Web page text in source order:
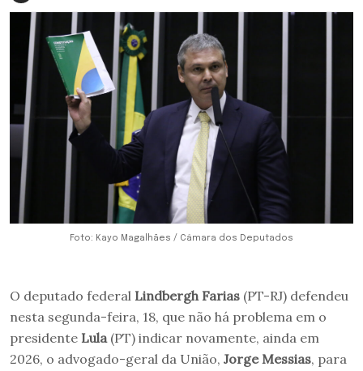
Foto: Kayo Magalhães / Câmara dos Deputados
O deputado federal Lindbergh Farias (PT-RJ) defendeu
nesta segunda-feira, 18, que não há problema em o
presidente Lula(PT) indicar novamente, ainda em
2026, o advogado-geral da União, Jorge Messias, para